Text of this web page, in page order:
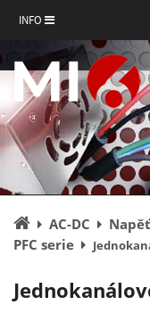
INFO
Úvodní
stránka
AC-DC
PFC serie